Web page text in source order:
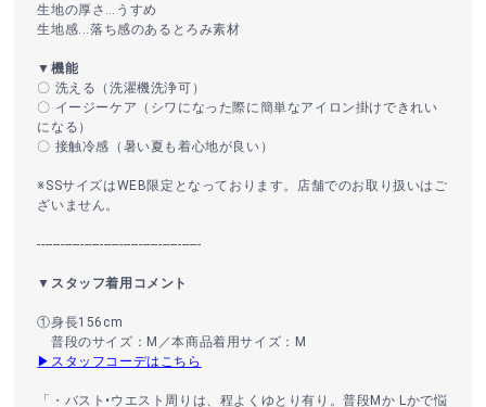
生地の厚さ…うすめ
生地感...落ち感のあるとろみ素材
▼機能
〇 洗える（洗濯機洗浄可）
〇 イージーケア（シワになった際に簡単なアイロン掛けできれい
になる）
〇 接触冷感（暑い夏も着心地が良い）
※SSサイズはWEB限定となっております。店舗でのお取り扱いはご
ざいません。
------------------------------------------
▼スタッフ着用コメント
①身長156cm
普段のサイズ：M／本商品着用サイズ：M
▶スタッフコーデはこちら
「・バスト•ウエスト周りは、程よくゆとり有り。普段Mか Lかで悩